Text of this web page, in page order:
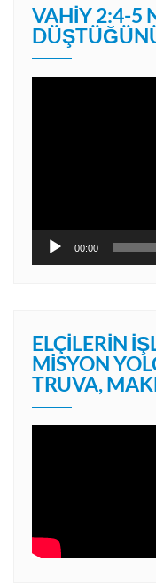
VAHIY 2:4-5
00:00
ELÇILERIN
MISYON
TRUVA,